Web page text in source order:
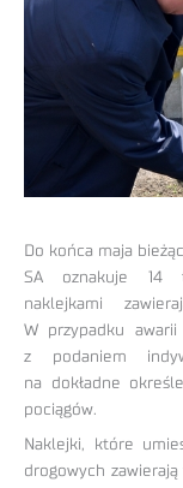
Do końca maja
SA oznakuje 14
naklejkami
W przypadku awarii
z podaniem
na dokładne
pociągów.
Naklejki, które
drogowych